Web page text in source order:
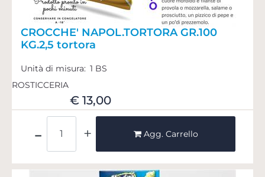
CROCCHE' NAPOL.TORTORA GR.100
KG.2,5 tortora
Unità di misura: 1 BS
ROSTICCERIA
€ 13,00
Agg. Carrello